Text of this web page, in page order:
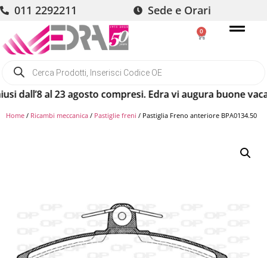
011 2292211 Sede e Orari
0
al 23 agosto compresi. Edra vi augura buone
Home / Ricambi meccanica / Pastiglie freni / Pastiglia Freno anteriore BPA0134.50